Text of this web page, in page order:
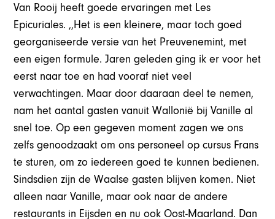
Van Rooij heeft goede ervaringen met Les
Epicuriales. ,,Het is een kleinere, maar toch goed
georganiseerde versie van het Preuvenemint, met
een eigen formule. Jaren geleden ging ik er voor het
eerst naar toe en had vooraf niet veel
verwachtingen. Maar door daaraan deel te nemen,
nam het aantal gasten vanuit Wallonië bij Vanille al
snel toe. Op een gegeven moment zagen we ons
zelfs genoodzaakt om ons personeel op cursus Frans
te sturen, om zo iedereen goed te kunnen bedienen.
Sindsdien zijn de Waalse gasten blijven komen. Niet
alleen naar Vanille, maar ook naar de andere
restaurants in Eijsden en nu ook Oost-Maarland. Dan